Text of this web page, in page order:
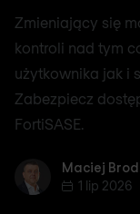
Zmieniający się
kontroli nad tym
użytkownika jak i
Zabezpiecz
FortiSASE.
Maciej Brodziński
Maciej
1 lip 2026